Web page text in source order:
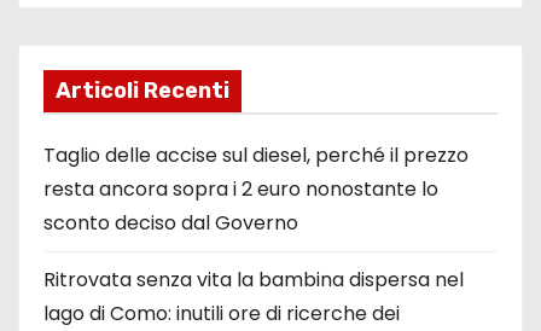
Articoli Recenti
Taglio delle accise sul diesel, perché il prezzo
resta ancora sopra i 2 euro nonostante lo
sconto deciso dal Governo
Ritrovata senza vita la bambina dispersa nel
lago di Como: inutili ore di ricerche dei